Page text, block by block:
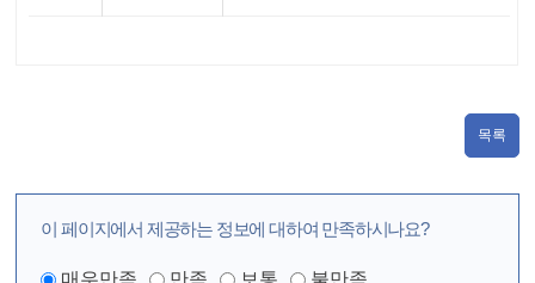
목록
이 페이지에서 제공하는 정보에 대하여 만족하시나요?
매우만족 만족 보통 불만족